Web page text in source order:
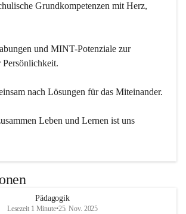
Grundkompetenzen mit Herz,
und MINT-Potenziale zur
nach Lösungen für das Miteinander.
Leben und Lernen ist uns
Pädagogik
Lesezeit 1 Minute•25. Nov. 2025